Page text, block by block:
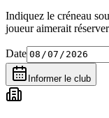
Indiquez le créneau
joueur aimerait
Date
Informer le club